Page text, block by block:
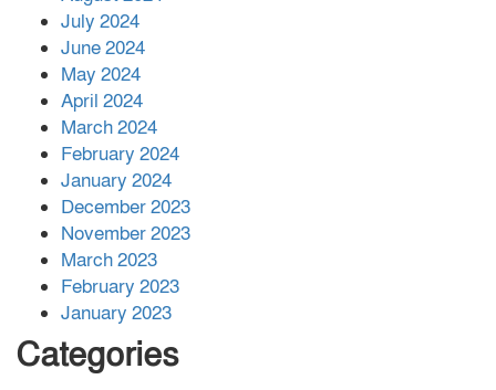
July 2024
June 2024
May 2024
April 2024
March 2024
February 2024
January 2024
December 2023
November 2023
March 2023
February 2023
January 2023
Categories